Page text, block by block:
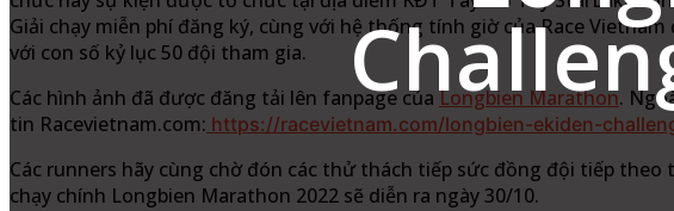
Giải chạy miễn phí đăng ký, cùng với hệ thống tính giờ của Race
với con số kỷ lục 50 đội tham gia.
Các hình ảnh đã được đăng tải lên fanpage của Longbien Marathon.
tin Racevietnam.com: https://racevietnam.com/longbien-ekiden-
Các runners hãy cùng chờ đón các thử thách tiếp sức đồng đội tiếp
chạy chính Longbien Marathon 2022 sẽ diễn ra ngày 30/10.